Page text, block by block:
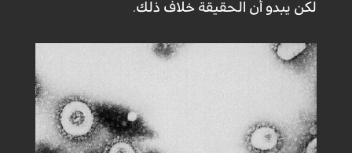
لكن يبدو أن الحقيقة خلاف ذلك.